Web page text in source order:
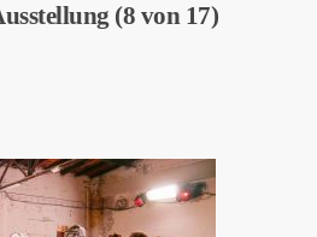
(8 von 17)